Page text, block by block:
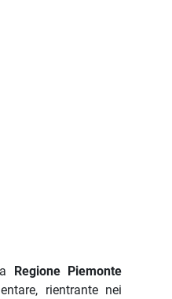
Regione Piemonte
rientrante nei